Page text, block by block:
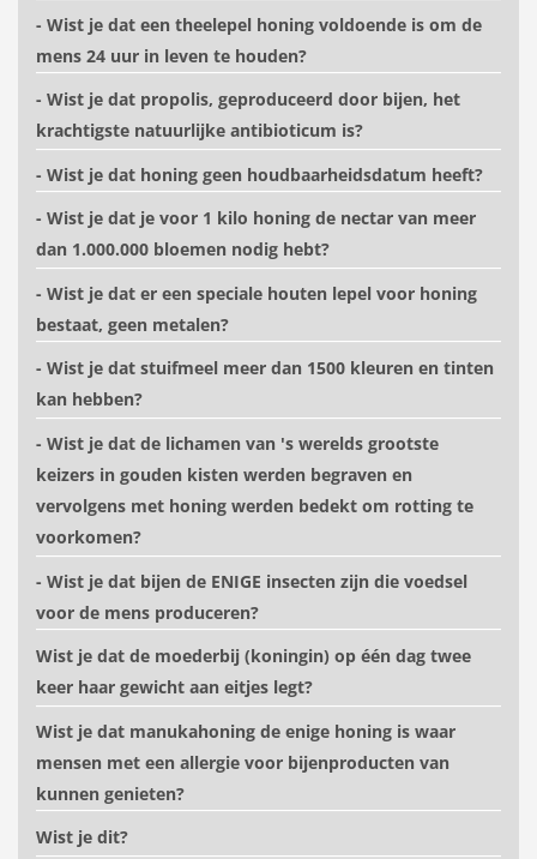
- Wist je dat een theelepel honing voldoende is om de
mens 24 uur in leven te houden?
- Wist je dat propolis, geproduceerd door bijen, het
krachtigste natuurlijke antibioticum is?
- Wist je dat honing geen houdbaarheidsdatum heeft?
- Wist je dat je voor 1 kilo honing de nectar van meer
dan 1.000.000 bloemen nodig hebt?
- Wist je dat er een speciale houten lepel voor honing
bestaat, geen metalen?
- Wist je dat stuifmeel meer dan 1500 kleuren en tinten
kan hebben?
- Wist je dat de lichamen van 's werelds grootste
keizers in gouden kisten werden begraven en
vervolgens met honing werden bedekt om rotting te
voorkomen?
- Wist je dat bijen de ENIGE insecten zijn die voedsel
voor de mens produceren?
Wist je dat de moederbij (koningin) op één dag twee
keer haar gewicht aan eitjes legt?
Wist je dat manukahoning de enige honing is waar
mensen met een allergie voor bijenproducten van
kunnen genieten?
Wist je dit?